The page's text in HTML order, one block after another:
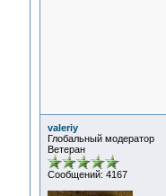
valeriy
Глобальный модератор
Ветеран
Сообщений: 4167